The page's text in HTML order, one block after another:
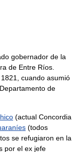
gobernador de la
de Entre Ríos.
cuando asumió
de
(actual Concordia
(todos
se refugiaron en la
por el ex jefe